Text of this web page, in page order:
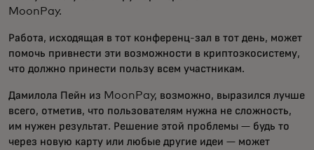
MoonPay.
Работа, исходящая в тот конференц-зал в тот день, может
помочь привнести эти возможности в криптоэкосистему,
что должно принести пользу всем участникам.
Дамилола Пейн из MoonPay, возможно, выразился лучше
всего, отметив, что пользователям нужна не сложность,
им нужен результат. Решение этой проблемы — будь то
через новую карту или любые другие идеи — может